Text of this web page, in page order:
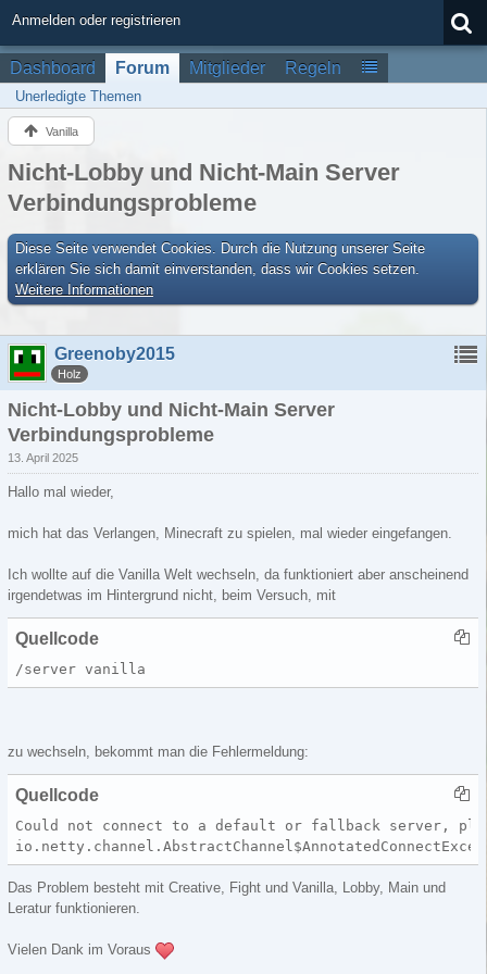
Anmelden oder registrieren
Dashboard Forum Mitglieder Regeln
Unerledigte Themen
Vanilla
Nicht-Lobby und Nicht-Main Server
Verbindungsprobleme
Diese Seite verwendet Cookies. Durch die Nutzung unserer Seite
erklären Sie sich damit einverstanden, dass wir Cookies setzen.
Weitere Informationen
Greenoby2015
Holz
Nicht-Lobby und Nicht-Main Server
Verbindungsprobleme
13. April 2025
Hallo mal wieder,
mich hat das Verlangen, Minecraft zu spielen, mal wieder eingefangen.
Ich wollte auf die Vanilla Welt wechseln, da funktioniert aber anscheinend
irgendetwas im Hintergrund nicht, beim Versuch, mit
Quellcode
/server vanilla
zu wechseln, bekommt man die Fehlermeldung:
Quellcode
Could not connect to a default or fallback server,
Das Problem besteht mit Creative, Fight und Vanilla, Lobby, Main und
Leratur funktionieren.
Vielen Dank im Voraus